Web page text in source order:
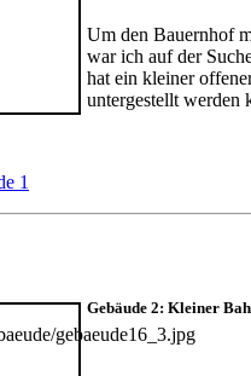
Um den Bauernhof
war ich auf der
hat ein kleiner
untergestellt werden
1
Gebäude 2: Kleiner